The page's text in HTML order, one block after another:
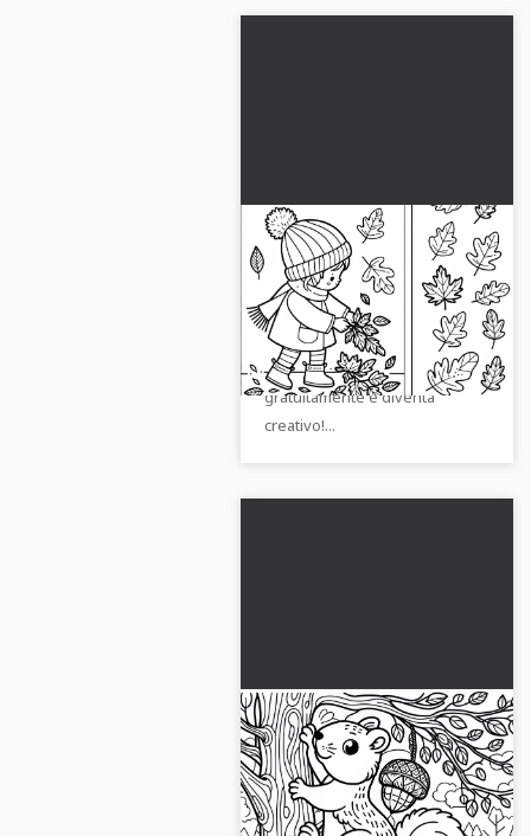
Il bambino raccoglie
foglie per l'erbario -
Modello da colorare
autunnale gratis
Prendi il modello pittoresco
dove un bambino raccoglie
foglie. Scaricalo ora
gratuitamente e diventa
creativo!...
Lo scoiattolo si
arrampica sull'albero -
Disegno da colorare per
l'autunno
Lascia libero sfogo alla tua
creatività con il modello di